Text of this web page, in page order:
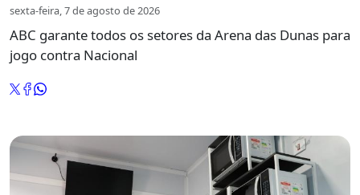
sexta-feira, 7 de agosto de 2026
ABC garante todos os setores da Arena das Dunas para
jogo contra Nacional